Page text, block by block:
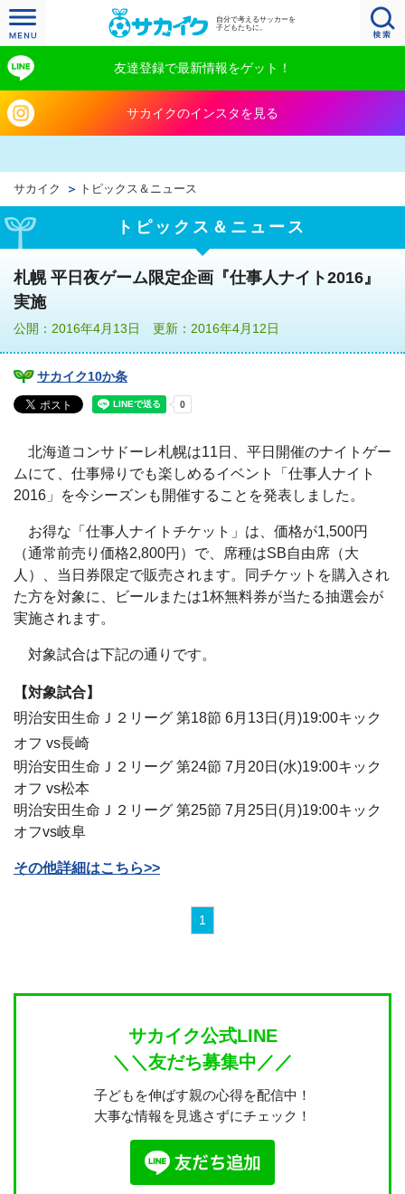
自分で考えるサッカーを
子どもたちに。
友達登録で最新情報をゲット！
サカイクのインスタを見る
サカイク トピックス＆ニュース
トピックス＆ニュース
札幌 平日夜ゲーム限定企画『仕事人ナイト2016』
実施
公開：2016年4月13日 更新：2016年4月12日
サカイク10か条
北海道コンサドーレ札幌は11日、平日開催のナイトゲー
ムにて、仕事帰りでも楽しめるイベント「仕事人ナイト
2016」を今シーズンも開催することを発表しました。
お得な「仕事人ナイトチケット」は、価格が1,500円
（通常前売り価格2,800円）で、席種はSB自由席（大
人）、当日券限定で販売されます。同チケットを購入され
た方を対象に、ビールまたは1杯無料券が当たる抽選会が
実施されます。
対象試合は下記の通りです。
【対象試合】
明治安田生命Ｊ２リーグ 第18節 6月13日(月)19:00キック
オフ vs長崎
明治安田生命Ｊ２リーグ 第24節 7月20日(水)19:00キック
オフ vs松本
明治安田生命Ｊ２リーグ 第25節 7月25日(月)19:00キック
オフvs岐阜
その他詳細はこちら>>
1
サカイク公式LINE
＼＼友だち募集中／／
子どもを伸ばす親の心得を配信中！
大事な情報を見逃さずにチェック！